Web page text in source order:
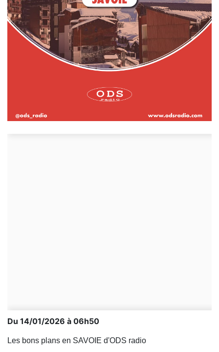
Du 14/01/2026 à 06h50
Les bons plans en SAVOIE d'ODS radio